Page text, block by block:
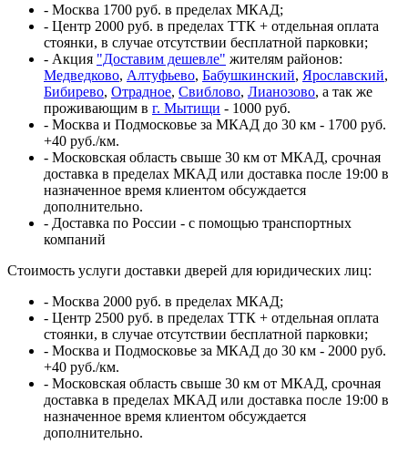
- Москва 1700 руб. в пределах МКАД;
- Центр 2000 руб. в пределах ТТК + отдельная оплата
стоянки, в случае отсутствии бесплатной парковки;
- Акция "Доставим дешевле" жителям районов:
Медведково, Алтуфьево, Бабушкинский, Ярославский,
Бибирево, Отрадное, Свиблово, Лианозово, а так же
проживающим в г. Мытищи - 1000 руб.
- Москва и Подмосковье за МКАД до 30 км - 1700 руб.
+40 руб./км.
- Московская область свыше 30 км от МКАД, срочная
доставка в пределах МКАД или доставка после 19:00 в
назначенное время клиентом обсуждается
дополнительно.
- Доставка по России - с помощью транспортных
компаний
Стоимость услуги доставки дверей для юридических лиц:
- Москва 2000 руб. в пределах МКАД;
- Центр 2500 руб. в пределах ТТК + отдельная оплата
стоянки, в случае отсутствии бесплатной парковки;
- Москва и Подмосковье за МКАД до 30 км - 2000 руб.
+40 руб./км.
- Московская область свыше 30 км от МКАД, срочная
доставка в пределах МКАД или доставка после 19:00 в
назначенное время клиентом обсуждается
дополнительно.